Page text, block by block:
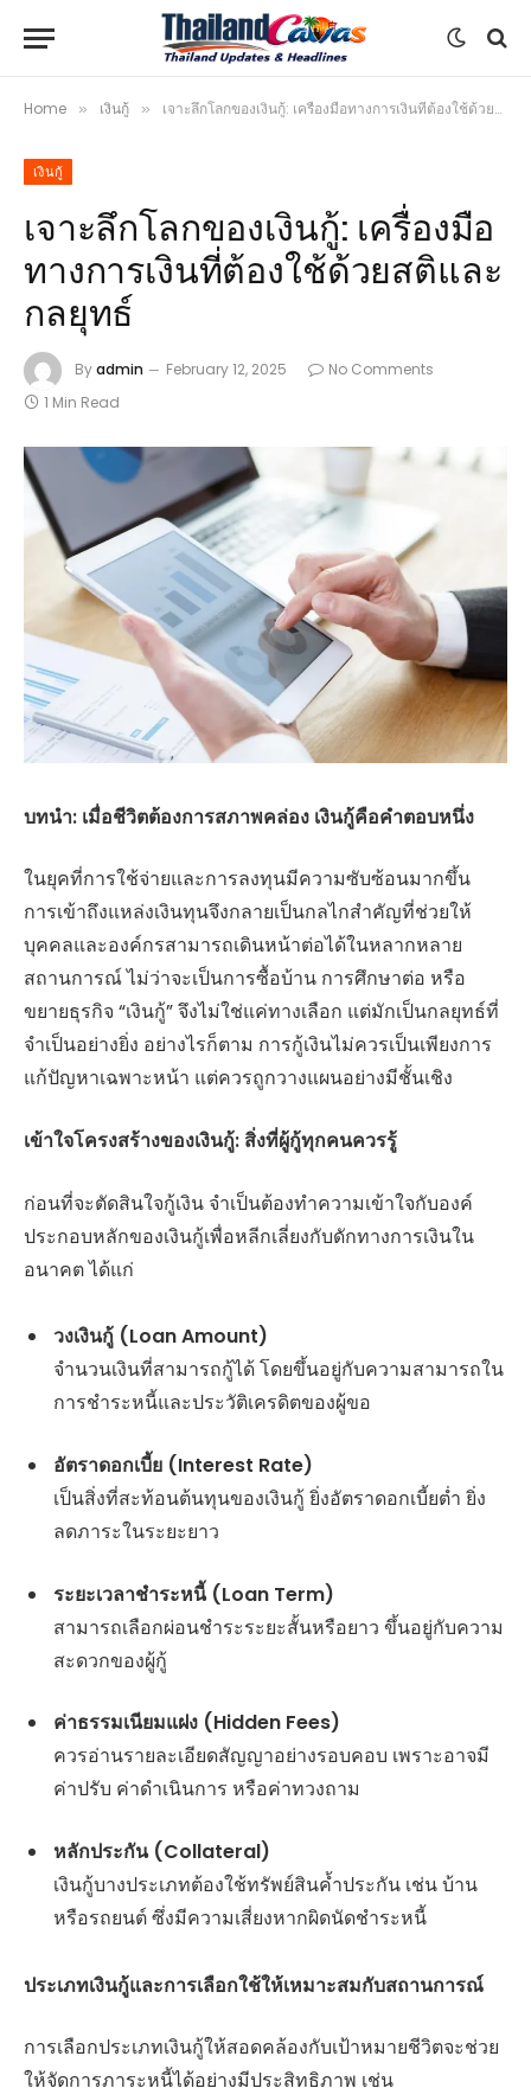
Home » เงินกู้ » เจาะลึกโลกของเงินกู้: เครื่องมือทางการเงินที่ต้องใช้ด้วยสติและกลยุทธ์
เงินกู้
เจาะลึกโลกของเงินกู้: เครื่องมือ
ทางการเงินที่ต้องใช้ด้วยสติและ
กลยุทธ์
Byadmin February 12, 2025
No Comments
1 Min Read
บทนำ: เมื่อชีวิตต้องการสภาพคล่อง เงินกู้คือคำตอบหนึ่ง
ในยุคที่การใช้จ่ายและการลงทุนมีความซับซ้อนมากขึ้น
การเข้าถึงแหล่งเงินทุนจึงกลายเป็นกลไกสำคัญที่ช่วยให้
บุคคลและองค์กรสามารถเดินหน้าต่อได้ในหลากหลาย
สถานการณ์ ไม่ว่าจะเป็นการซื้อบ้าน การศึกษาต่อ หรือ
ขยายธุรกิจ “เงินกู้” จึงไม่ใช่แค่ทางเลือก แต่มักเป็นกลยุทธ์ที่
จำเป็นอย่างยิ่ง อย่างไรก็ตาม การกู้เงินไม่ควรเป็นเพียงการ
แก้ปัญหาเฉพาะหน้า แต่ควรถูกวางแผนอย่างมีชั้นเชิง
เข้าใจโครงสร้างของเงินกู้: สิ่งที่ผู้กู้ทุกคนควรรู้
ก่อนที่จะตัดสินใจกู้เงิน จำเป็นต้องทำความเข้าใจกับองค์
ประกอบหลักของเงินกู้เพื่อหลีกเลี่ยงกับดักทางการเงินใน
อนาคต ได้แก่
วงเงินกู้ (Loan Amount)
จำนวนเงินที่สามารถกู้ได้ โดยขึ้นอยู่กับความสามารถใน
การชำระหนี้และประวัติเครดิตของผู้ขอ
อัตราดอกเบี้ย (Interest Rate)
เป็นสิ่งที่สะท้อนต้นทุนของเงินกู้ ยิ่งอัตราดอกเบี้ยต่ำ ยิ่ง
ลดภาระในระยะยาว
ระยะเวลาชำระหนี้ (Loan Term)
สามารถเลือกผ่อนชำระระยะสั้นหรือยาว ขึ้นอยู่กับความ
สะดวกของผู้กู้
ค่าธรรมเนียมแฝง (Hidden Fees)
ควรอ่านรายละเอียดสัญญาอย่างรอบคอบ เพราะอาจมี
ค่าปรับ ค่าดำเนินการ หรือค่าทวงถาม
หลักประกัน (Collateral)
เงินกู้บางประเภทต้องใช้ทรัพย์สินค้ำประกัน เช่น บ้าน
หรือรถยนต์ ซึ่งมีความเสี่ยงหากผิดนัดชำระหนี้
ประเภทเงินกู้และการเลือกใช้ให้เหมาะสมกับสถานการณ์
การเลือกประเภทเงินกู้ให้สอดคล้องกับเป้าหมายชีวิตจะช่วย
ให้จัดการภาระหนี้ได้อย่างมีประสิทธิภาพ เช่น